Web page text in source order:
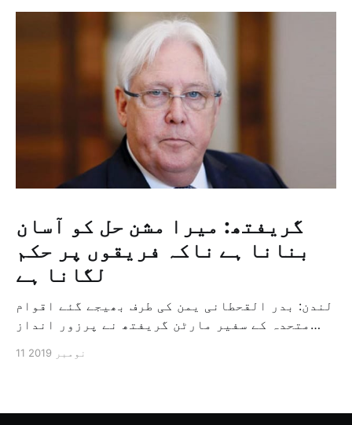
گریفتھ: میرا مشن حل کو آسان
بنانا ہے ناکہ فریقوں پر حکم
لگانا ہے
لندن: بدر القحطانی یمن کی طرف بھیجے گئے اقوام
متحدہ کے سفیر مارٹن گریفتھ نے پرزور انداز
ثالثی اور اس کشمکش کی حدبندی کرنے کے لئے ایک
11 نومبر 2019